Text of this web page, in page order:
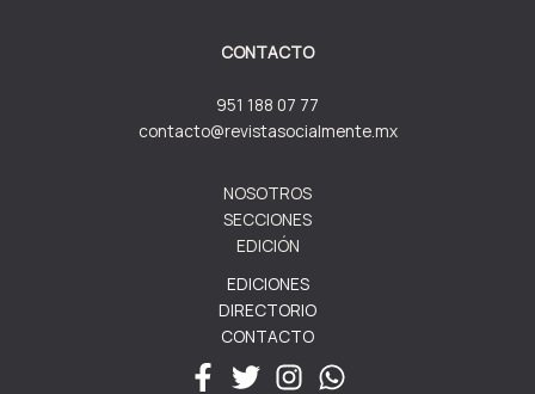
CONTACTO
951 188 07 77
contacto@revistasocialmente.mx
NOSOTROS
SECCIONES
EDICIÓN
EDICIONES
DIRECTORIO
CONTACTO